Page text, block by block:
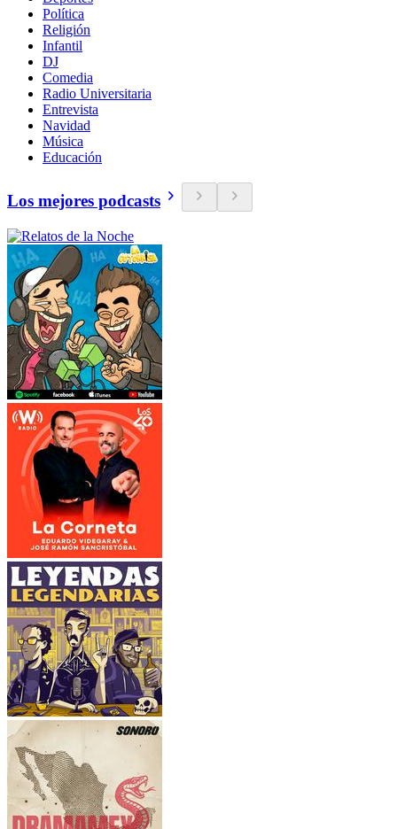
Política
Religión
Infantil
DJ
Comedia
Radio Universitaria
Entrevista
Navidad
Música
Educación
Los mejores podcasts